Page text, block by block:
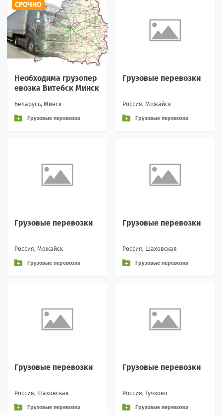
СРОЧНО
Необходима грузопер
евозка Витебск Минск
Беларусь, Минск
Грузовые перевозки
Грузовые перевозки
Россия, Можайск
Грузовые перевозки
Грузовые перевозки
Россия, Можайск
Грузовые перевозки
Грузовые перевозки
Россия, Шаховская
Грузовые перевозки
Грузовые перевозки
Россия, Шаховская
Грузовые перевозки
Грузовые перевозки
Россия, Тучково
Грузовые перевозки